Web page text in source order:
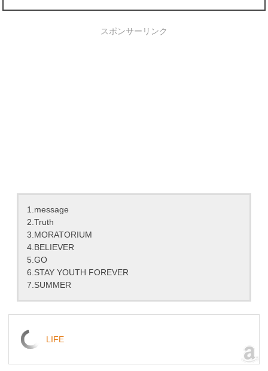
スポンサーリンク
1.message
2.Truth
3.MORATORIUM
4.BELIEVER
5.GO
6.STAY YOUTH FOREVER
7.SUMMER
LIFE